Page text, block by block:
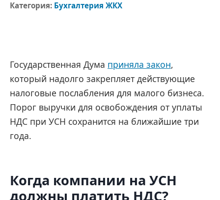
Категория: Бухгалтерия ЖКХ
Государственная Дума приняла закон,
который надолго закрепляет действующие
налоговые послабления для малого бизнеса.
Порог выручки для освобождения от уплаты
НДС при УСН сохранится на ближайшие три
года.
Когда компании на УСН
должны платить НДС?